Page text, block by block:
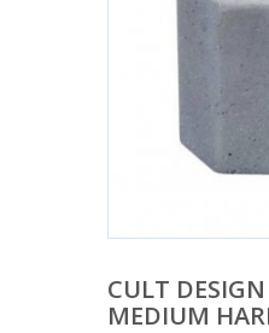
CULT
MEDIUM